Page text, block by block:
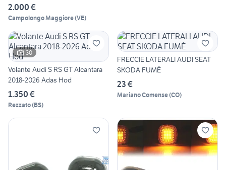
2.000 €
Campolongo Maggiore(VE)
30
Volante Audi S RS GT Alcantara
2018-2026 Adas Hod
1.350 €
Rezzato(BS)
FRECCIE LATERALI AUDI SEAT
SKODA FUMÉ
23 €
Mariano Comense(CO)